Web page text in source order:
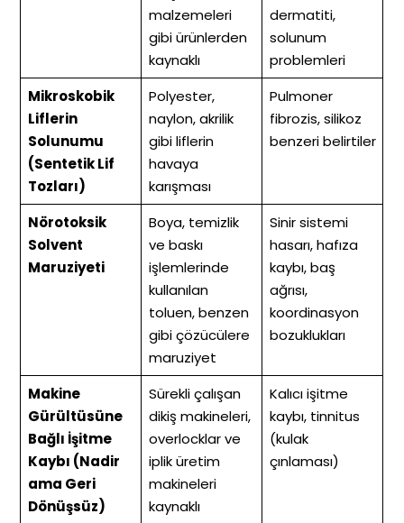
malzemeleri
gibi ürünlerden
kaynaklı
dermatiti,
solunum
problemleri
Mikroskobik
Liflerin
Solunumu
(Sentetik Lif
Tozları)
Polyester,
naylon, akrilik
gibi liflerin
havaya
karışması
Pulmoner
fibrozis, silikoz
benzeri belirtiler
Nörotoksik
Solvent
Maruziyeti
Boya, temizlik
ve baskı
işlemlerinde
kullanılan
toluen, benzen
gibi çözücülere
maruziyet
Sinir sistemi
hasarı, hafıza
kaybı, baş
ağrısı,
koordinasyon
bozuklukları
Makine
Gürültüsüne
Bağlı İşitme
Kaybı (Nadir
ama Geri
Dönüşsüz)
Sürekli çalışan
dikiş makineleri,
overlocklar ve
iplik üretim
makineleri
kaynaklı
Kalıcı işitme
kaybı, tinnitus
(kulak
çınlaması)